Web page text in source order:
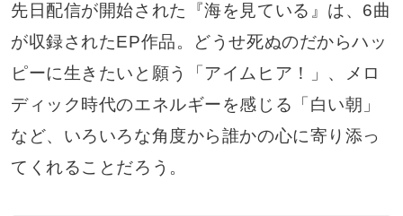
先日配信が開始された『海を見ている』は、6曲
が収録されたEP作品。どうせ死ぬのだからハッ
ピーに生きたいと願う「アイムヒア！」、メロ
ディック時代のエネルギーを感じる「白い朝」
など、いろいろな角度から誰かの心に寄り添っ
てくれることだろう。